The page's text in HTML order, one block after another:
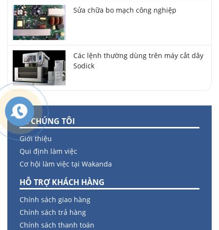
Sửa chữa bo mạch công nghiệp
Các lệnh thường dùng trên máy cắt dây
Sodick
VỀ CHÚNG TÔI
Giới thiệu
Qui định làm việc
Cơ hội làm việc tại Wakanda
HỖ TRỢ KHÁCH HÀNG
Chính sách giao hàng
Chính sách trả hàng
Chính sách thanh toán